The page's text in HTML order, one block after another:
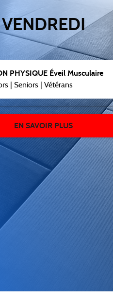
VENDREDI
PHYSIQUE Éveil Musculaire
| Seniors | Vétérans
EN SAVOIR PLUS